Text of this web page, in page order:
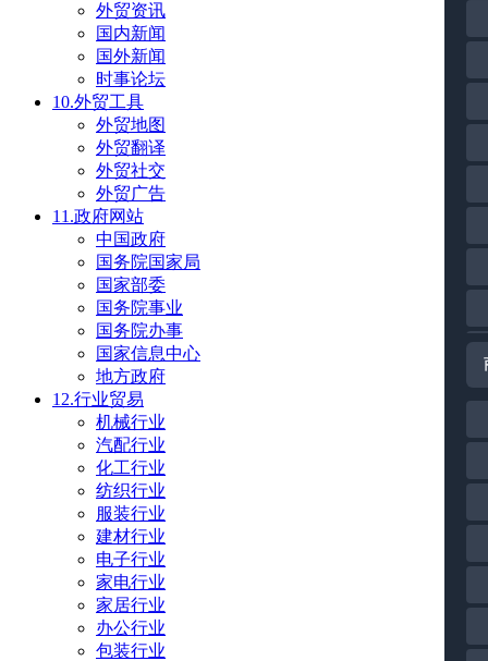
外贸资讯
国内新闻
国外新闻
时事论坛
10.外贸工具
外贸地图
外贸翻译
外贸社交
外贸广告
11.政府网站
中国政府
国务院国家局
国家部委
国务院事业
国务院办事
国家信息中心
地方政府
12.行业贸易
机械行业
汽配行业
化工行业
纺织行业
服装行业
建材行业
电子行业
家电行业
家居行业
办公行业
包装行业